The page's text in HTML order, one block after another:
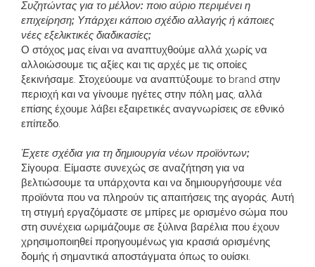
Συζητώντας για το μέλλον: ποιο αύριο περιμένει η
επιχείρηση; Υπάρχει κάποιο σχέδιο αλλαγής ή κάποιες
νέες εξελικτικές διαδικασίες;
Ο στόχος μας είναι να αναπτυχθούμε αλλά χωρίς να
αλλοιώσουμε τις αξίες και τις αρχές με τις οποίες
ξεκινήσαμε. Στοχεύουμε να αναπτύξουμε το brand στην
περιοχή και να γίνουμε ηγέτες στην πόλη μας, αλλά
επίσης έχουμε λάβει εξαιρετικές αναγνωρίσεις σε εθνικό
επίπεδο.
Έχετε σχέδια για τη δημιουργία νέων προϊόντων;
Σίγουρα. Είμαστε συνεχώς σε αναζήτηση για να
βελτιώσουμε τα υπάρχοντα και να δημιουργήσουμε νέα
προϊόντα που να πληρούν τις απαιτήσεις της αγοράς. Αυτή
τη στιγμή εργαζόμαστε σε μπίρες με ορισμένο σώμα που
στη συνέχεια ωριμάζουμε σε ξύλινα βαρέλια που έχουν
χρησιμοποιηθεί προηγουμένως για κρασιά ορισμένης
δομής ή σημαντικά αποστάγματα όπως το ουίσκι.